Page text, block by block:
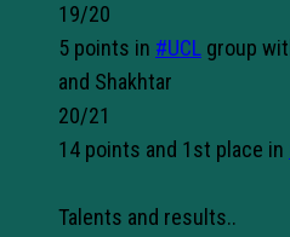
19/20
5 points in #UCL group
and Shakhtar
20/21
14 points and 1st place in
Talents and results..